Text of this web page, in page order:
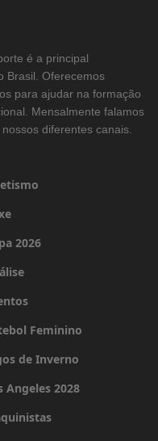
é a principal
Brasil. Oferecemos
para ajudar na formação
Mensalmente falamos
diferentes canais.
2026
Feminino
de Inverno
Angeles 2028